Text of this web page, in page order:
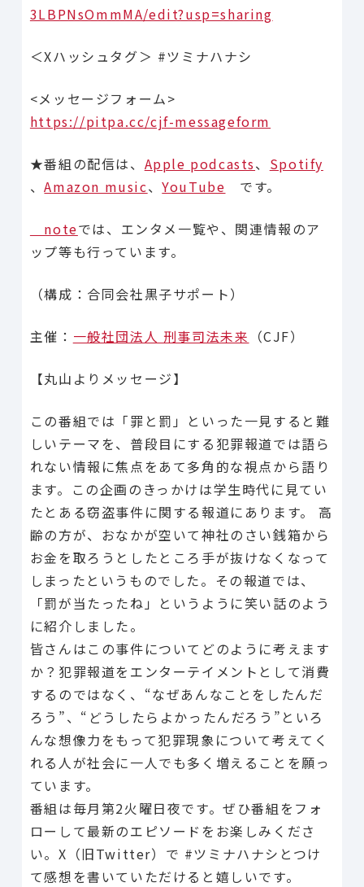
3LBPNsOmmMA/edit?usp=sharing
＜Xハッシュタグ＞ #ツミナハナシ
<メッセージフォーム>
https://pitpa.cc/cjf-messageform
★番組の配信は、 Apple podcasts、 Spotify
、Amazon music、YouTube です。
noteでは、エンタメ一覧や、関連情報のア
ップ等も行っています。
（構成：合同会社黒子サポート）
主催： 一般社団法人 刑事司法未来 （CJF）
【丸山よりメッセージ】
この番組では「罪と罰」といった一見すると難
しいテーマを、普段目にする犯罪報道では語ら
れない情報に焦点をあて多角的な視点から語り
ます。この企画のきっかけは学生時代に見てい
たとある窃盗事件に関する報道にあります。 高
齢の方が、おなかが空いて神社のさい銭箱から
お金を取ろうとしたところ手が抜けなくなって
しまったというものでした。その報道では、
「罰が当たったね」というように笑い話のよう
に紹介しました。
皆さんはこの事件についてどのように考えます
か？犯罪報道をエンターテイメントとして消費
するのではなく、“なぜあんなことをしたんだ
ろう”、“どうしたらよかったんだろう”といろ
んな想像力をもって犯罪現象について考えてく
れる人が社会に一人でも多く増えることを願っ
ています。
番組は毎月第2火曜日夜です。ぜひ番組をフォ
ローして最新のエピソードをお楽しみくださ
い。X（旧Twitter）で #ツミナハナシとつけ
て感想を書いていただけると嬉しいです。